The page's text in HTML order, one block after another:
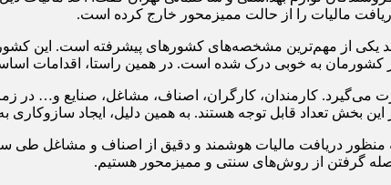
یکی از مهم‌ترین مشخصه‌های کشورهای پیشرفته است. این
کشورمان به خوبی درک شده است. در همین راستا، اقدامات
کارمندان، کارگران، اصناف، مشاغل، صنایع و… در
بخش تعداد قابل توجه هستند. به همین دلیل، ایجاد سازوکاری
دریافت مالیات هوشمند و دقیق از اصناف و مشاغل طی
گرفتن از روش‌های سنتی و ممیزمحور هستیم.